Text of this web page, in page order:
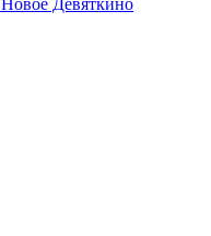
Новое Девяткино